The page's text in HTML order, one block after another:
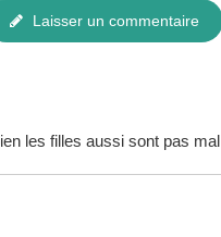
Laisser un commentaire
les filles aussi sont pas mal